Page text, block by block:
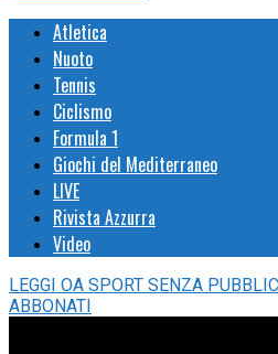
Atletica
Nuoto
Tennis
Ciclismo
Formula 1
Giochi del Mediterraneo
LIVE
Rivista Azzurra
Video
LEGGI OA SPORT SENZA
ABBONATI